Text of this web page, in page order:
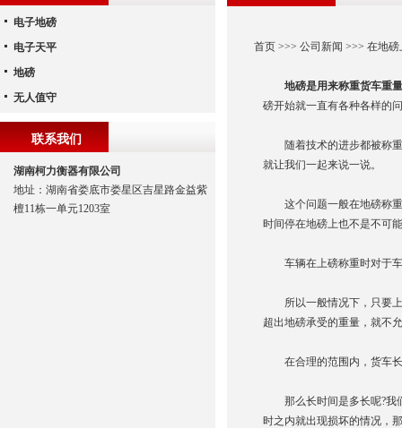
首页>>> 公司新闻 >>> 在地
地磅是用来称重货车重
磅开始就一直有各种各样的
随着技术的进步都被称重
就让我们一起来说一说。
这个问题一般在地磅称重
时间停在地磅上也不是不可
车辆在上磅称重时对于车
所以一般情况下，只要上
超出地磅承受的重量，就不
在合理的范围内，货车长
那么长时间是多长呢?我们
时之内就出现损坏的情况，
电子地磅
电子天平
地磅
无人值守
联系我们
湖南柯力衡器有限公司
地址：湖南省娄底市娄星区吉星路金益紫
檀11栋一单元1203室